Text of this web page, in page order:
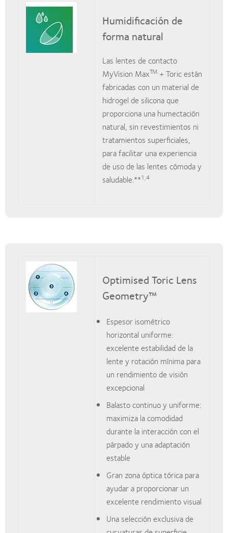
Humidificación de
forma natural
Las lentes de contacto
MyVision MaxTM + Toric están
fabricadas con un material de
hidrogel de silicona que
proporciona una humectación
natural, sin revestimientos ni
tratamientos superficiales,
para facilitar una experiencia
de uso de las lentes cómoda y
saludable.**1,4
Optimised Toric Lens
Geometry™
Espesor isométrico
horizontal uniforme:
excelente estabilidad de la
lente y rotación mínima para
un rendimiento de visión
excepcional
Balasto continuo y uniforme:
maximiza la comodidad
durante la interacción con el
párpado y una adaptación
estable
Gran zona óptica tórica para
ayudar a proporcionar un
excelente rendimiento visual
Una selección exclusiva de